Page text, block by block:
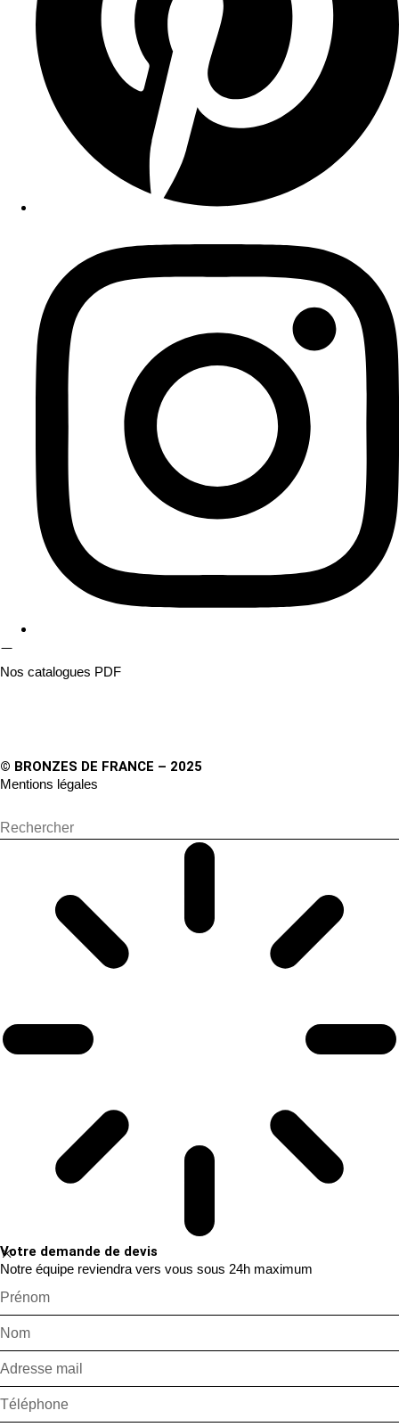
Nos catalogues PDF
© BRONZES DE FRANCE – 2025
Mentions légales
Votre demande de devis
Notre équipe reviendra vers vous sous 24h maximum